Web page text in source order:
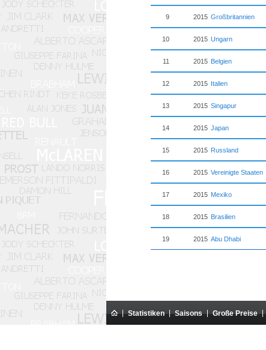
9 2015 Großbritannien
10 2015 Ungarn
11 2015 Belgien
12 2015 Italien
13 2015 Singapur
14 2015 Japan
15 2015 Russland
16 2015 Vereinigte Staaten
17 2015 Mexiko
18 2015 Brasilien
19 2015 Abu Dhabi
Statistiken Saisons Große Preise